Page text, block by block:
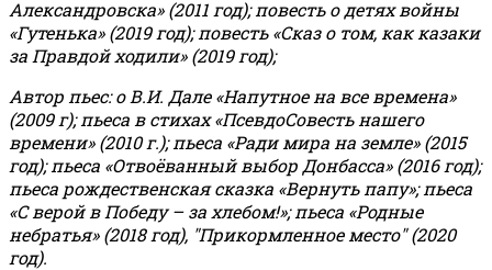
Александровска» (2011 год); повесть о детях войны
«Гутенька» (2019 год); повесть «Сказ о том, как казаки
за Правдой ходили» (2019 год);
Автор пьес: о В.И. Дале «Напутное на все времена»
(2009 г); пьеса в стихах «ПсевдоСовесть нашего
времени» (2010 г.); пьеса «Ради мира на земле» (2015
год); пьеса «Отвоёванный выбор Донбасса» (2016 год);
пьеса рождественская сказка «Вернуть папу»; пьеса
«С верой в Победу – за хлебом!»;пьеса «Родные
небратья» (2018 год), "Прикормленное место" (2020
год).